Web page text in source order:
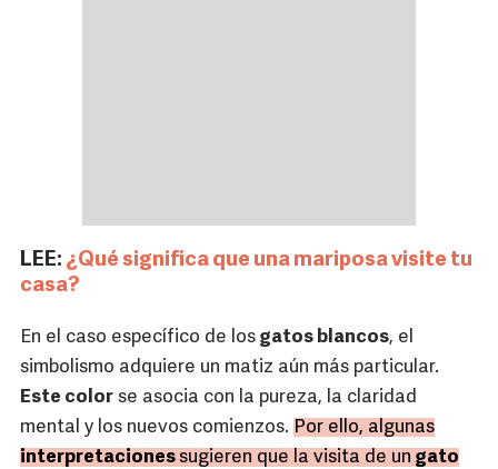
LEE: ¿Qué significa que una mariposa visite tu
casa?
En el caso específico de los gatos blancos, el
simbolismo adquiere un matiz aún más particular.
Este color se asocia con la pureza, la claridad
mental y los nuevos comienzos. Por ello, algunas
interpretacionessugieren que la visita de un gato